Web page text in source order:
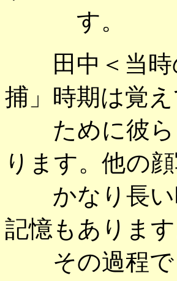
す。
田中＜当時
捕」時期は覚
ために彼ら
ります。他の
かなり長い
記憶もありま
その過程で